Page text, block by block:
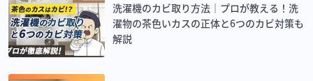
洗濯機のカビ取り方法｜プロが教える！洗
濯物の茶色いカスの正体と6つのカビ対策も
解説